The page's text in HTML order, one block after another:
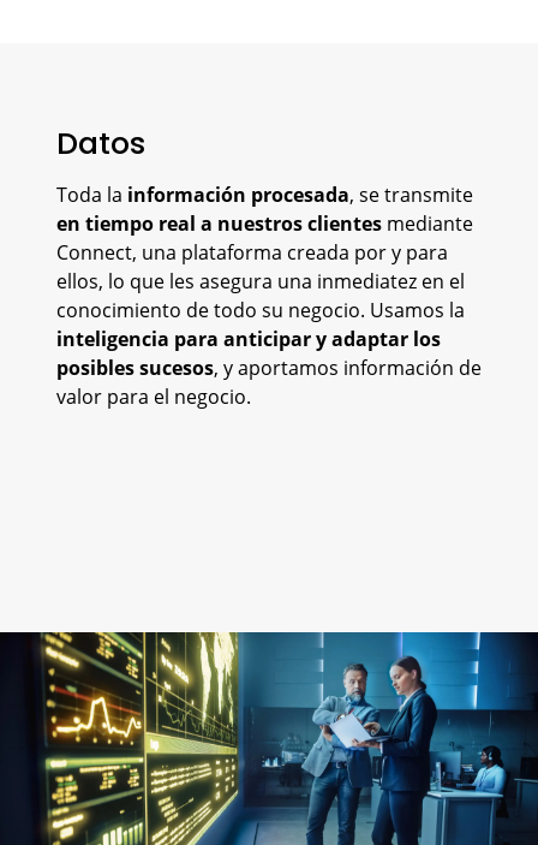
Datos
Toda la información procesada, se transmite
en tiempo real a nuestros clientes mediante
Connect, una plataforma creada por y para
ellos, lo que les asegura una inmediatez en el
conocimiento de todo su negocio. Usamos la
inteligencia para anticipar y adaptar los
posibles sucesos, y aportamos información de
valor para el negocio.